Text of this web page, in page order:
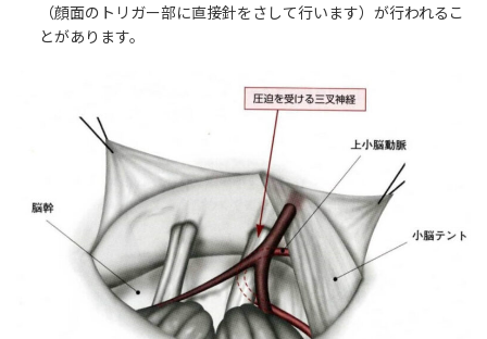
（顔面のトリガー部に直接針をさして行います）が行われるこ
とがあります。